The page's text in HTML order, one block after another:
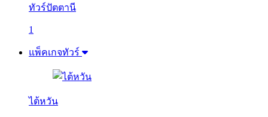
ทัวร์ปัตตานี
1
แพ็คเกจทัวร์
ไต้หวัน